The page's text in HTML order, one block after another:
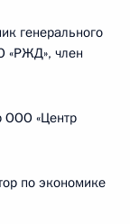
генерального
«РЖД», член
ООО «Центр
по экономике